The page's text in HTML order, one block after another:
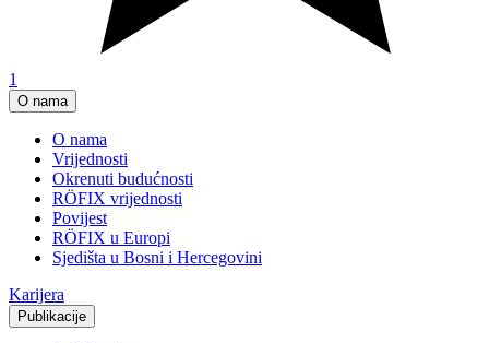
1
O nama
O nama
Vrijednosti
Okrenuti budućnosti
RÖFIX vrijednosti
Povijest
RÖFIX u Europi
Sjedišta u Bosni i Hercegovini
Karijera
Publikacije